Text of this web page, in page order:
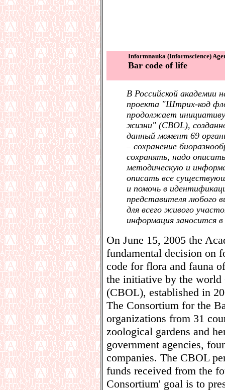
Informnauka (Informscience)
Bar code of life
В Российской академии
проекта "Штрих-код
продолжает
жизни" (CBOL),
данный момент 69
– сохранение
сохранять, надо
методическую и
описать все
и помочь в
представителя любого
для всего живого
информация заносится
On June 15, 2005 the
fundamental decision on
code for flora and fauna
the initiative by the
(CBOL), established in
The Consortium for the
organizations from 31
zoological gardens and
government agencies,
companies. The CBOL
funds received from the
Consortium' goal is to